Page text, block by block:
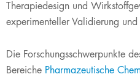
Therapiedesign und
experimenteller Validierung
Die Forschungsschwerpunkte
Bereiche Pharmazeutische